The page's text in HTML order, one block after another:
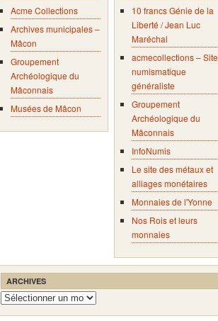
Acme Collections
Archives municipales –
Mâcon
Groupement
Archéologique du
Mâconnais
Musées de Mâcon
10 francs Génie de la
Liberté / Jean Luc
Maréchal
acmecollections – Site
numismatique
généraliste
Groupement
Archéologique du
Mâconnais
InfoNumis
Le site des métaux et
alliages monétaires
Monnaies de l'Yonne
Nos Rois et leurs
monnaies
ARCHIVES
Archives